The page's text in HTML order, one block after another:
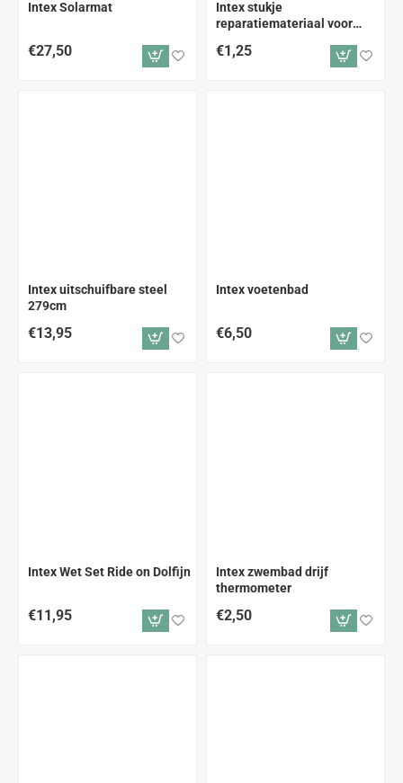
Intex Solarmat
€27,50
Intex stukje
reparatiemateriaal voor
€1,25
ALLEEN AFHALEN
Intex uitschuifbare steel
279cm
€13,95
Intex voetenbad
€6,50
Intex Wet Set Ride on Dolfijn
€11,95
Intex zwembad drijf
thermometer
€2,50